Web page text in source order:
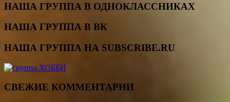
НАША ГРУППА В ОДНОКЛАССНИКАХ
НАША ГРУППА В ВК
НАША ГРУППА НА SUBSCRIBE.RU
СВЕЖИЕ КОММЕНТАРИИ